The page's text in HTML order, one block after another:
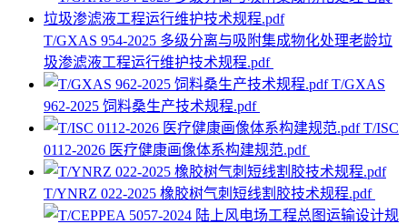
T/GXAS 954-2025 多级分离与吸附集成物化处理老龄垃
圾渗滤液工程运行维护技术规程.pdf
T/GXAS
962-2025 饲料桑生产技术规程.pdf
T/ISC
0112-2026 医疗健康画像体系构建规范.pdf
T/YNRZ 022-2025 橡胶树气刺短线割胶技术规程.pdf